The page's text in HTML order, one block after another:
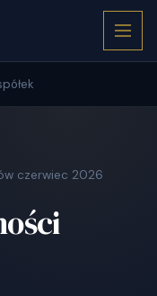
czerwiec 2026